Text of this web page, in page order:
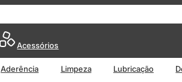
Acessórios
Aderência Limpeza Lubricação